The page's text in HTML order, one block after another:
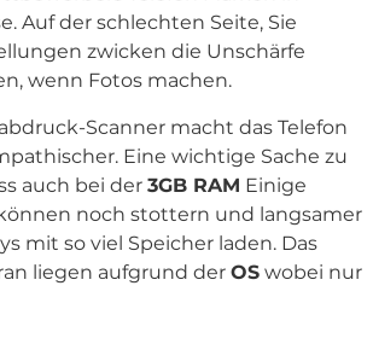
Auf der schlechten Seite, Sie
zwicken die Unschärfe
wenn Fotos machen.
Scanner macht das Telefon
Eine wichtige Sache zu
auch bei der 3GB RAM Einige
noch stottern und langsamer
mit so viel Speicher laden. Das
liegen aufgrund der OSwobei nur